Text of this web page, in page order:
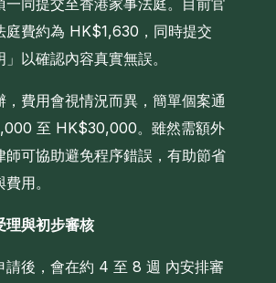
庭費約為 HK$1,630，同時提交
」以確認內容真實無誤。
，費用會視情況而異，簡單個案通
至 HK$30,000。雖然需額外
師可協助避免程序錯誤，有助節省
用。
理與初步審核
請後，會在約 4 至 8 週 內安排審